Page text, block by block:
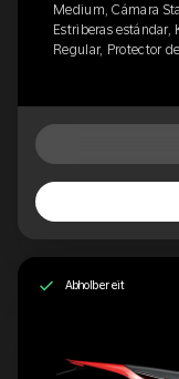
Medium, Cámara
Estriberas
Regular, Protector
Abholbereit